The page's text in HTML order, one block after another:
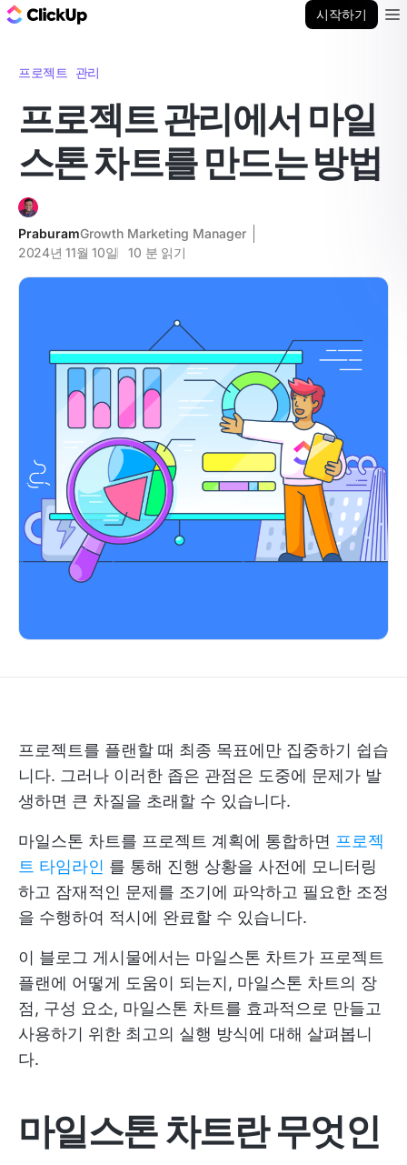
시작하기
프로젝트 관리
프로젝트 관리에서 마일
스톤 차트를 만드는 방법
PraburamGrowth Marketing Manager
2024년 11월 10일
10 분 읽기
프로젝트를 플랜할 때 최종 목표에만 집중하기 쉽습
니다. 그러나 이러한 좁은 관점은 도중에 문제가 발
생하면 큰 차질을 초래할 수 있습니다.
마일스톤 차트를 프로젝트 계획에 통합하면 프로젝
트 타임라인 를 통해 진행 상황을 사전에 모니터링
하고 잠재적인 문제를 조기에 파악하고 필요한 조정
을 수행하여 적시에 완료할 수 있습니다.
이 블로그 게시물에서는 마일스톤 차트가 프로젝트
플랜에 어떻게 도움이 되는지, 마일스톤 차트의 장
점, 구성 요소, 마일스톤 차트를 효과적으로 만들고
사용하기 위한 최고의 실행 방식에 대해 살펴봅니
다.
마일스톤 차트란 무엇인